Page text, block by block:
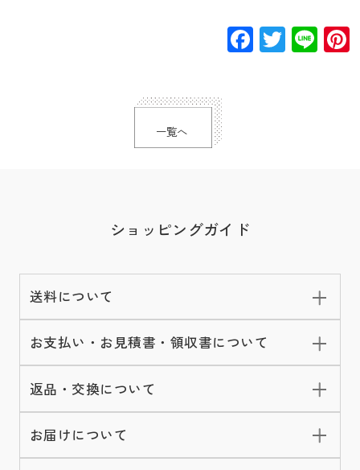
Facebook
一覧へ
ショッピングガイド
送料について
お支払い・お見積書・領収書について
返品・交換について
お届けについて